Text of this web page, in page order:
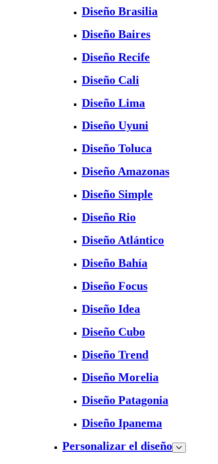
Diseño Brasilia
Diseño Baires
Diseño Recife
Diseño Cali
Diseño Lima
Diseño Uyuni
Diseño Toluca
Diseño Amazonas
Diseño Simple
Diseño Rio
Diseño Atlántico
Diseño Bahía
Diseño Focus
Diseño Idea
Diseño Cubo
Diseño Trend
Diseño Morelia
Diseño Patagonia
Diseño Ipanema
Personalizar el diseño